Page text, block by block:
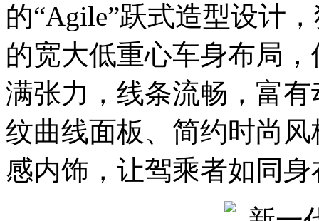
的“Agile”跃式造型设计
的宽大低重心车身布局
满张力，线条流畅，富
纹曲线面板、简约时尚
感内饰，让驾乘者如同身